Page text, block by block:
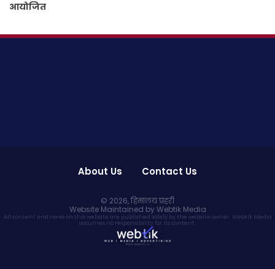
आयोजित
About Us Contact Us
© 2026,हिमालय प्रहरी
Website Maintained by Webtik Media
All content and news on this website are published solely by the website owner. Webtik Media
assumes no responsibility for its content.